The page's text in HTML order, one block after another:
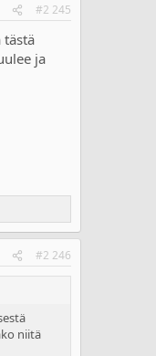
#2 245
tästä
ja
#2 246
niitä